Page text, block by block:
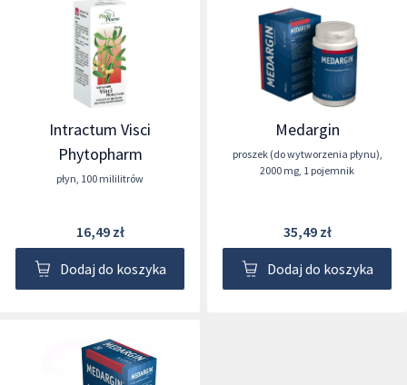
Intractum Visci
Phytopharm
płyn, 100 mililitrów
16,49 zł
Dodaj do koszyka
Medargin
proszek (do wytworzenia płynu),
2000 mg, 1 pojemnik
35,49 zł
Dodaj do koszyka